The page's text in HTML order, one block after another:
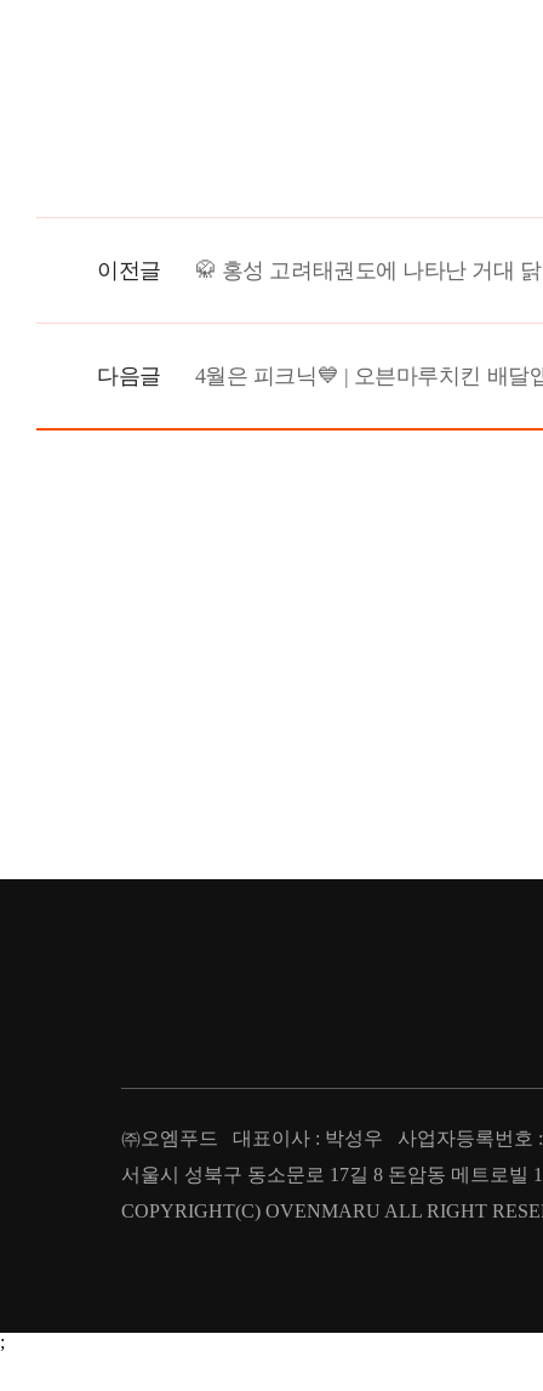
이전글 🥋 홍성 고려태권도에 나타난 거대
다음글 4월은 피크닉💙 | 오븐마루치킨 배달
㈜오엠푸드 대표이사 : 박성우 사업자등록번호 :
서울시 성북구 동소문로 17길 8 돈암동 메트로빌
COPYRIGHT(C) OVENMARU ALL RIGHT
;